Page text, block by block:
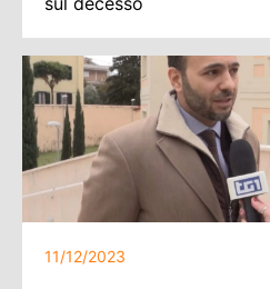
11/12/2023